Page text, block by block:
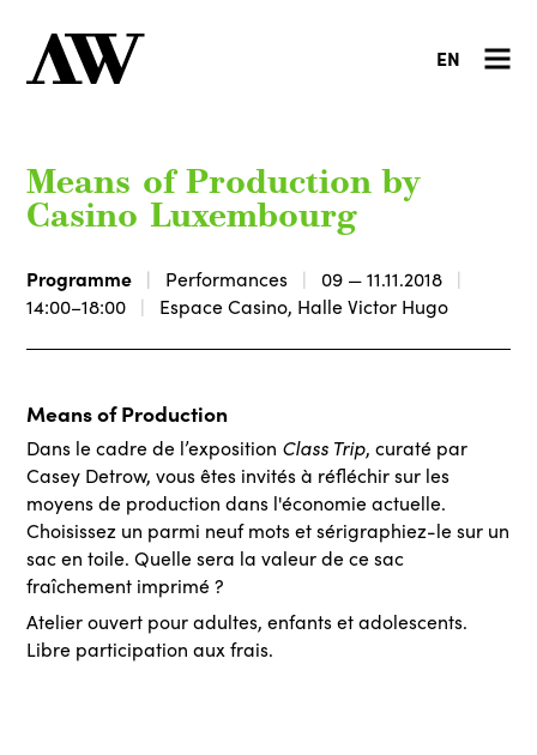
EN
Means of Production by
Casino Luxembourg
Programme Performances
09 — 11.11.2018
14:00–18:00
Espace Casino, Halle Victor Hugo
Means of Production
Dans le cadre de l’exposition Class Trip, curaté par
Casey Detrow, vous êtes invités à réfléchir sur les
moyens de production dans l'économie actuelle.
Choisissez un parmi neuf mots et sérigraphiez-le sur un
sac en toile. Quelle sera la valeur de ce sac
fraîchement imprimé ?
Atelier ouvert pour adultes, enfants et adolescents.
Libre participation aux frais.